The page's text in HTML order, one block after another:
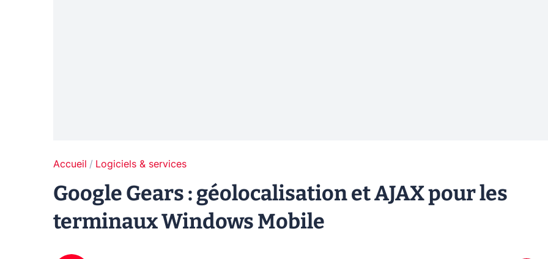
Accueil Logiciels & services
Google Gears : géolocalisation et AJAX pour les
terminaux Windows Mobile